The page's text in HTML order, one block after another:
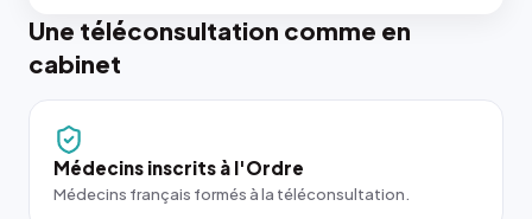
Une téléconsultation comme en
cabinet
Médecins inscrits à l'Ordre
Médecins français formés à la téléconsultation.